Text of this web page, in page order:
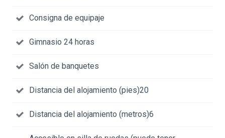
Consigna de equipaje
Gimnasio 24 horas
Salón de banquetes
Distancia del alojamiento (pies)20
Distancia del alojamiento (metros)6